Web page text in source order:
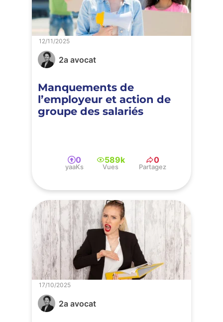
2a avocat
Manquements de
l’employeur et action de
groupe des salariés
12/11/2025
0
yaaKs
589k
Vues
0
Partagez
2a avocat
17/10/2025